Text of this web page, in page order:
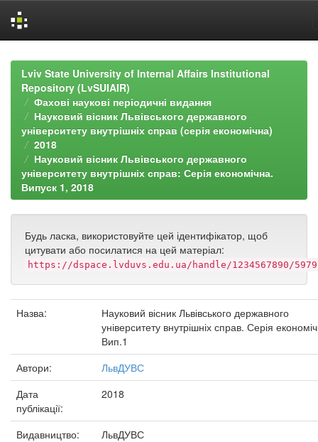
navigationLviv State University of Internal Affairs Institutional
Repository (LvSUIAIR)
Фахові наукові періодичні видання
Науковий вісник Львівського державного
університету внутрішніх справ (серія економічна)
2018
Науковий вісник Львівського державного
університету внутрішніх справ: Серія економічна.
Випуск 1, 2018
Будь ласка, використовуйте цей ідентифікатор, щоб
цитувати або посилатися на цей матеріал:
https://dspace.lvduvs.edu.ua/handle/1234567890/5979
Назва:
Науковий вісник Львівського державного
університету внутрішніх справ. Серія
Вип.1
Автори:
ЛьвДУВС
Дата
публікації:
2018
Видавництво:
ЛьвДУВС